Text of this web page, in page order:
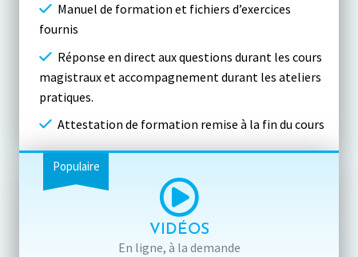
Manuel de formation et fichiers d’exercices
fournis
Réponse en direct aux questions durant les cours
magistraux et accompagnement durant les ateliers
pratiques.
Attestation de formation remise à la fin du cours
Populaire
VIDÉOS
En ligne, à la demande